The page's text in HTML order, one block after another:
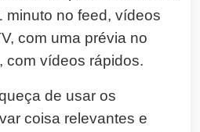
minuto no feed, vídeos
com uma prévia no
com vídeos rápidos.
de usar os
coisa relevantes e